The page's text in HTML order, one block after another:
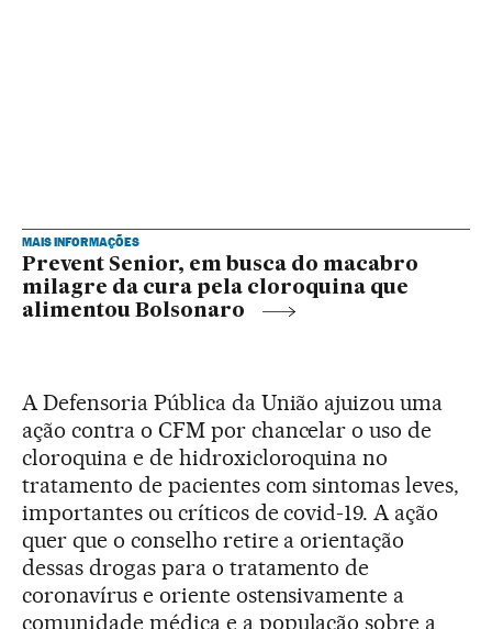
MAIS INFORMAÇÕES
Prevent Senior, em busca do macabro
milagre da cura pela cloroquina que
alimentou Bolsonaro
A Defensoria Pública da União ajuizou uma
ação contra o CFM por chancelar o uso de
cloroquina e de hidroxicloroquina no
tratamento de pacientes com sintomas leves,
importantes ou críticos de covid-19. A ação
quer que o conselho retire a orientação
dessas drogas para o tratamento de
coronavírus e oriente ostensivamente a
comunidade médica e a população sobre a